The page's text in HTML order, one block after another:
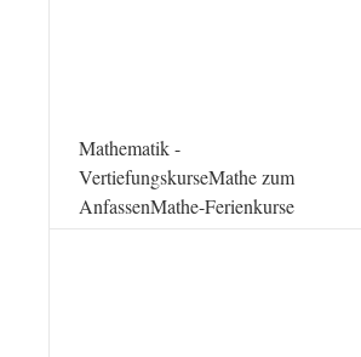
Mathematik -
VertiefungskurseMathe zum
AnfassenMathe-Ferienkurse